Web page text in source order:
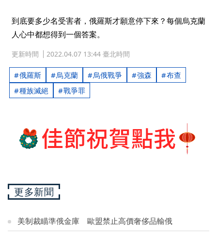
到底要多少名受害者，俄羅斯才願意停下來？每個烏克蘭
人心中都想得到一個答案。
更新時間 2022.04.07 13:44 臺北時間
俄羅斯 烏克蘭 烏俄戰爭 強森
布查
種族滅絕
戰爭罪
更多新聞
美制裁瞄準俄金庫 歐盟禁止高價奢侈品輸俄